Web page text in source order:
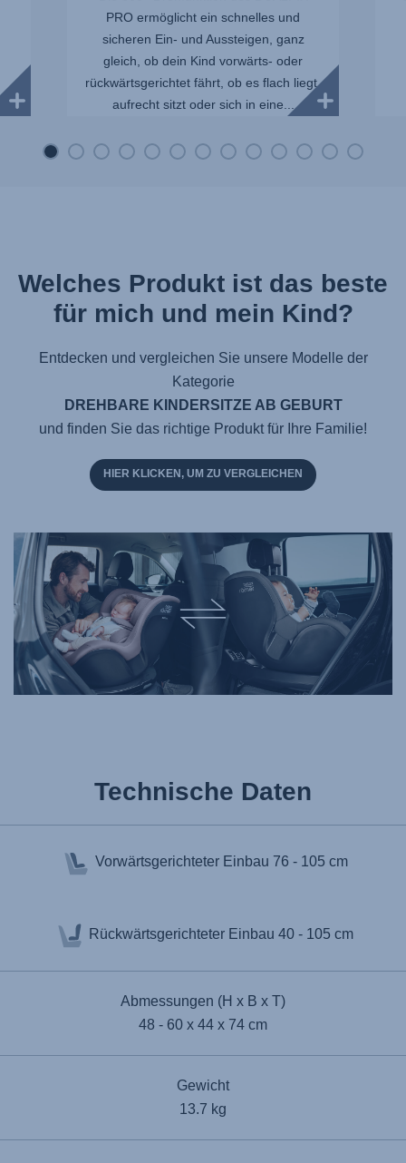
PRO ermöglicht ein schnelles und
sicheren Ein- und Aussteigen, ganz
gleich, ob dein Kind vorwärts- oder
rückwärtsgerichtet fährt, ob es flach liegt,
aufrecht sitzt oder sich in eine...
Welches Produkt ist das beste
für mich und mein Kind?
Entdecken und vergleichen Sie unsere Modelle der
Kategorie
DREHBARE KINDERSITZE AB GEBURT
und finden Sie das richtige Produkt für Ihre Familie!
HIER KLICKEN, UM ZU VERGLEICHEN
Technische Daten
Vorwärtsgerichteter Einbau 76 - 105 cm
Rückwärtsgerichteter Einbau 40 - 105 cm
Abmessungen (H x B x T)
48 - 60 x 44 x 74 cm
Gewicht
13.7 kg